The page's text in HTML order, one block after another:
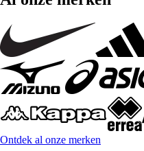
Ontdek al onze merken